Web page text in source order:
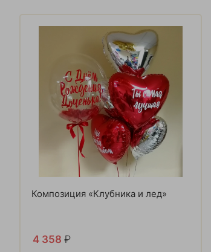
Композиция «Клубника и лед»
4 358 ₽